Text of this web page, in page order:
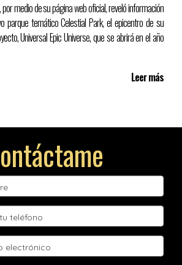
medio de su página web oficial, reveló información
parque temático Celestial Park, el epicentro de su
Universal Epic Universe, que se abrirá en el año
Leer más